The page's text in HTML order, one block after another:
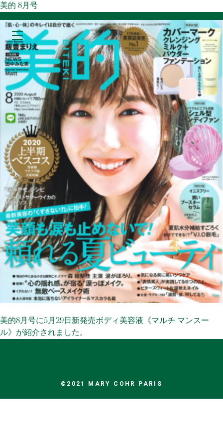
MARY COHR PARIS PROFESSIONAL BEAUTY SALONS
美的 8月号
美的8月号に5月29日新発売ボディ美容液《マルチ マンスー
ル》が紹介されました。
©2021 MARY COHR PARIS